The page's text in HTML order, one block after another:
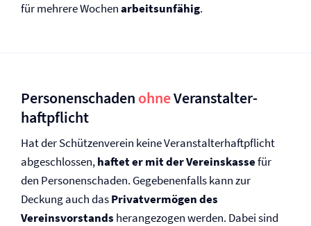
für mehrere Wochenarbeitsunfähig.
Personenschaden ohneVeranstalter­
haftpflicht
Hat der Schützenverein keine Veranstalter­haftpflicht
abgeschlossen,haftet er mit der Vereinskassefür
den Personenschaden. Gegebenenfalls kann zur
Deckung auch dasPrivatvermögen des
Vereinsvorstands herangezogen werden. Dabei sind